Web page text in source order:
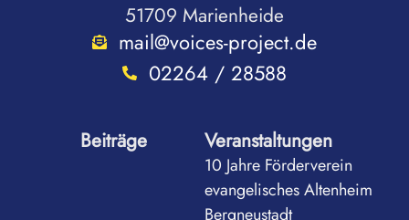
51709 Marienheide
mail@voices-project.de
02264 / 28588
Beiträge Veranstaltungen
10 Jahre Förderverein
evangelisches Altenheim
Bergneustadt